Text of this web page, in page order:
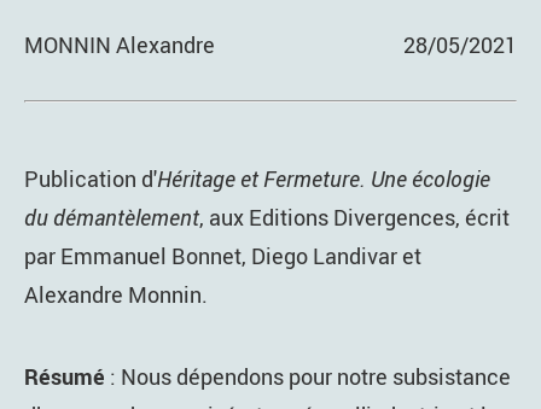
MONNIN Alexandre 28/05/2021
Publication d'Héritage et Fermeture. Une écologie
du démantèlement, aux Editions Divergences, écrit
par Emmanuel Bonnet, Diego Landivar et
Alexandre Monnin.
Résumé : Nous dépendons pour notre subsistance